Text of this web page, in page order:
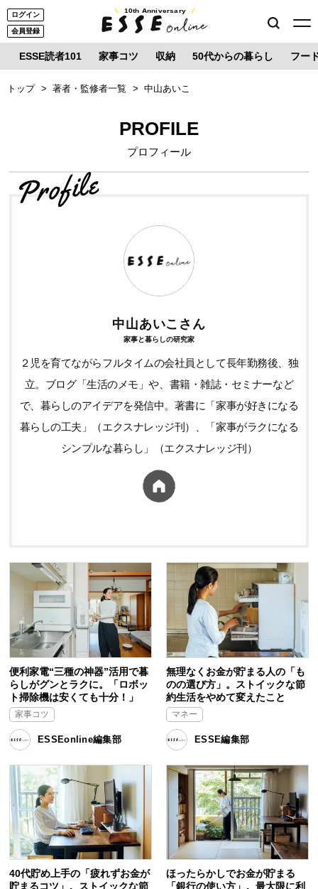
ログイン
会員登録
10th Anniversary
ESSE読者101 家事コツ 収納 50代からの暮らし フー
トップ 著者・監修者一覧 中山あいこ
PROFILE
プロフィール
中山あいこさん
家事と暮らしの研究家
２児を育てながらフルタイムの会社員として長年勤務後、独
立。ブログ「生活のメモ」や、書籍・雑誌・セミナーなど
で、暮らしのアイデアを発信中。著書に「家事が好きになる
暮らしの工夫」（エクスナレッジ刊）、「家事がラクになる
シンプルな暮らし」（エクスナレッジ刊）
便利家電“三種の神器”活用で暮
らしがグンとラクに。「ロボッ
ト掃除機は安くても十分！」
家事コツ
ESSEonline編集部
無理なくお金が貯まる人の「も
のの選び方」。ストイックな節
約生活をやめて変えたこと
マネー
ESSE編集部
40代貯め上手の「疲れずお金が
貯まるコツ」。ストイックな節
ほったらかしでお金が貯まる
「銀行の使い方」。最大限に利